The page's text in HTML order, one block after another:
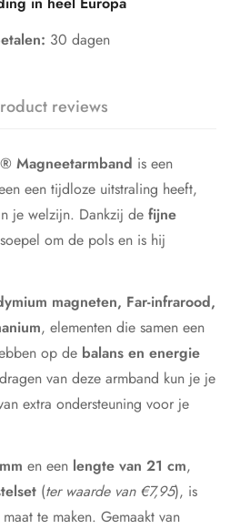
30 dagen
reviews
Magneetarmband is een
een tijdloze uitstraling heeft,
je welzijn. Dankzij de fijne
om de pols en is hij
magneten, Far-infrarood,
, elementen die samen een
op de balans en energie
van deze armband kun je je
extra ondersteuning voor je
en een lengte van 21 cm,
(ter waarde van €7,95), is
te maken. Gemaakt van